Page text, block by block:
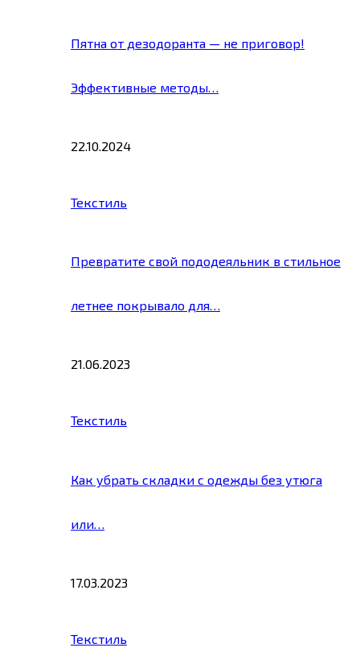
Пятна от дезодоранта — не приговор!
Эффективные методы…
22.10.2024
Текстиль
Превратите свой пододеяльник в стильное
летнее покрывало для…
21.06.2023
Текстиль
Как убрать складки с одежды без утюга
или…
17.03.2023
Текстиль